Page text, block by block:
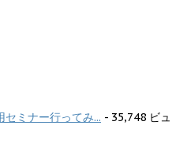
ミナー行ってみ... - 35,748 ビュ